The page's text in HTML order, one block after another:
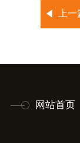
上
网站首页